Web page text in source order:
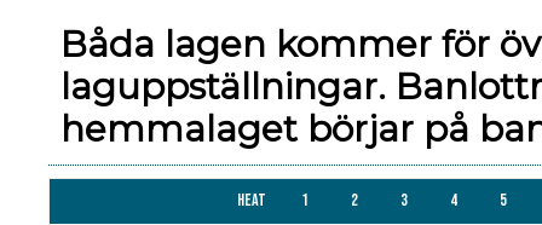
Båda lagen kommer för
laguppställningar.
hemmalaget börjar på
Heat 1 2 3 4 5